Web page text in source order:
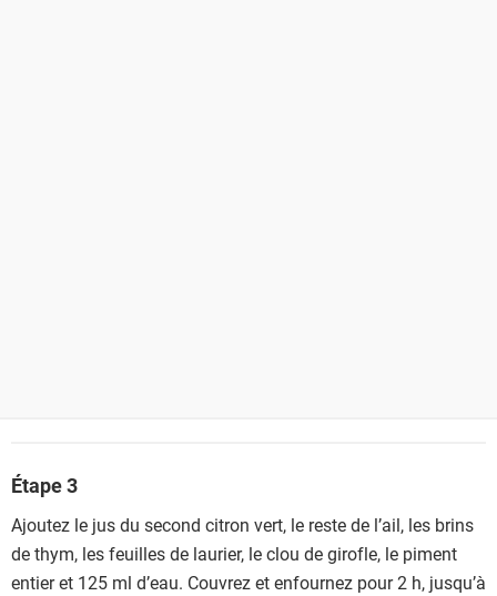
Étape 3
Ajoutez le jus du second citron vert, le reste de l’ail, les brins
de thym, les feuilles de laurier, le clou de girofle, le piment
entier et 125 ml d’eau. Couvrez et enfournez pour 2 h, jusqu’à